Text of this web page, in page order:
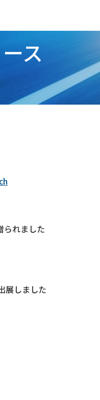
ス
られました
展しました